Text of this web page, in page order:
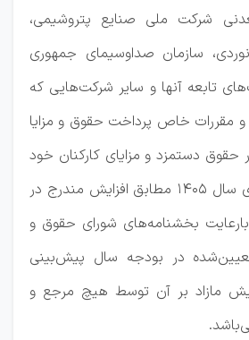
شرکت ملی صنایع پتروشیمی،
سازمان صداوسیمای جمهوری
تابعه آنها و سایر شرکت‌هایی که
و مقررات خاص پرداخت حقوق و مزایا
حقوق دستمزد و مزایای کارکنان خود
را در بودجه پیشنهادی سال 1405 مطابق افزایش مندرج در
بند (2) و بارعایت بخشنامه‌های شورای حقوق و
در بودجه سال پیش‌بینی
مازاد بر آن توسط هیچ مرجع و